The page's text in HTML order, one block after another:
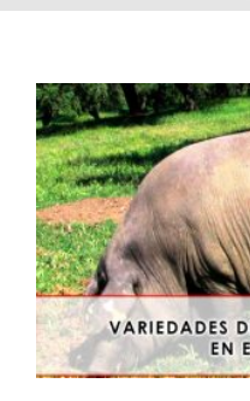
Variedades de